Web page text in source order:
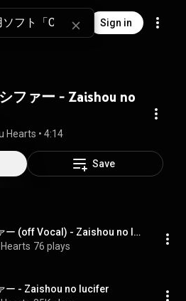
Sign in
ファー - Zaishou no
Hearts • 4:14
Save
罪証のルシファー (off Vocal) - Zaishou no lucifer (Off Vocal)
76 plays
ー - Zaishou no lucifer